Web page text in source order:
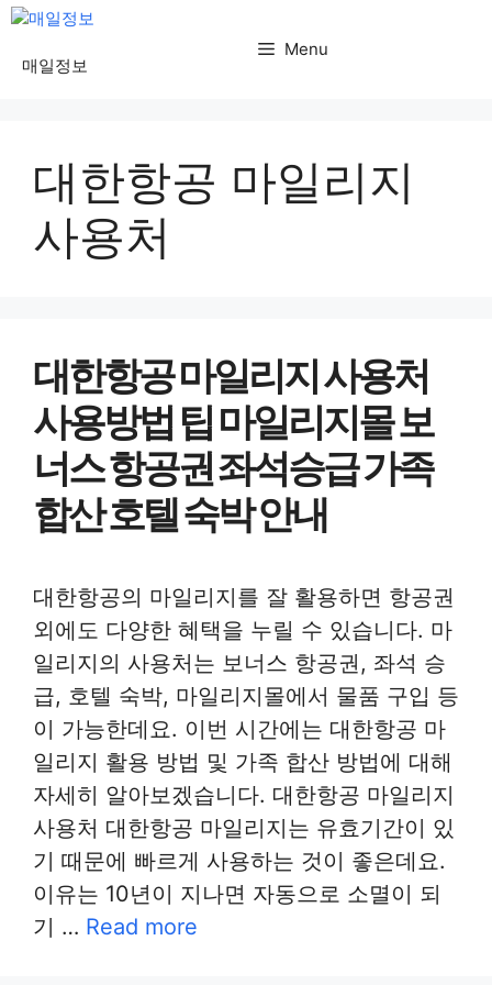
컨
매일정보
Menu
대한항공 마일리지
사용처
대한항공 마일리지 사용처
사용방법 팁 마일리지몰 보
너스 항공권 좌석승급 가족
합산 호텔 숙박 안내
대한항공의 마일리지를 잘 활용하면 항공권
외에도 다양한 혜택을 누릴 수 있습니다. 마
일리지의 사용처는 보너스 항공권, 좌석 승
급, 호텔 숙박, 마일리지몰에서 물품 구입 등
이 가능한데요. 이번 시간에는 대한항공 마
일리지 활용 방법 및 가족 합산 방법에 대해
자세히 알아보겠습니다. 대한항공 마일리지
사용처 대한항공 마일리지는 유효기간이 있
기 때문에 빠르게 사용하는 것이 좋은데요.
이유는 10년이 지나면 자동으로 소멸이 되
기 … Read more